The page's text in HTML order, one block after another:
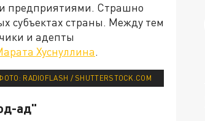
предприятиями. Страшно
субъектах страны. Между тем
и адепты
Хуснуллина.
RADIOFLASH / SHUTTERSTOCK.COM
ад"